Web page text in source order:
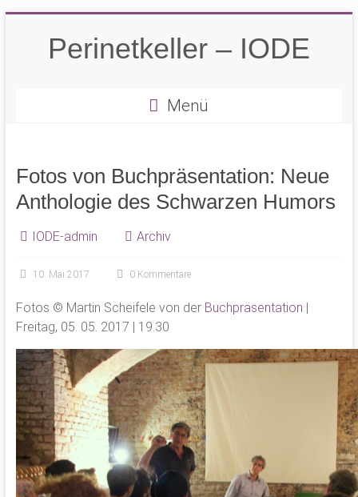
Perinetkeller – IODE
Menü
Fotos von Buchpräsentation: Neue
Anthologie des Schwarzen Humors
IODE-admin Archiv
10. Mai 2017 0 Kommentare
Fotos © Martin Scheifele von der Buchpräsentation |
Freitag, 05. 05. 2017 | 19.30